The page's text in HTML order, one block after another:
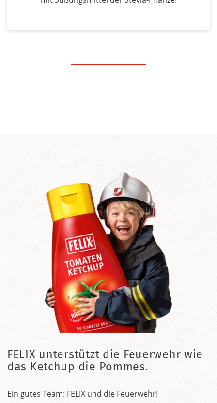
FELIX unterstützt die Feuerwehr wie
das Ketchup die Pommes.
Ein gutes Team: FELIX und die Feuerwehr!